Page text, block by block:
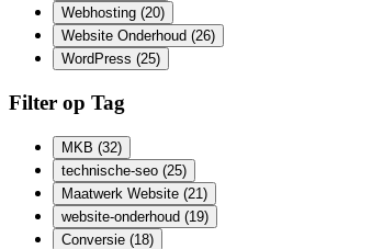
Webhosting (20)
Website Onderhoud (26)
WordPress (25)
Filter op Tag
MKB (32)
technische-seo (25)
Maatwerk Website (21)
website-onderhoud (19)
Conversie (18)